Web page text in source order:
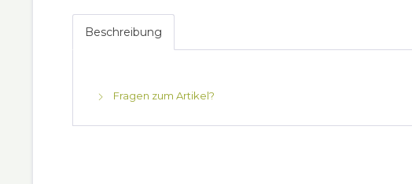
Beschreibung
Fragen zum Artikel?